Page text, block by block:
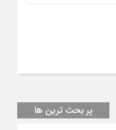
پر بحث ترین ها